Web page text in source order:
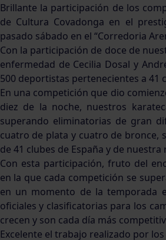
Brillante la participación de los
de Cultura Covadonga en el
pasado sábado en el “Corredoria
Con la participación de doce de
enfermedad de Cecilia Dosal y
500 deportistas pertenecientes a 41
En una competición que dio
diez de la noche, nuestros
superando eliminatorias de gran
cuatro de plata y cuatro de bronce,
de 41 clubes de España y de nuestra
Con esta participación, fruto del
en la que cada competición se
en un momento de la temporada
oficiales y clasificatorias para los
crecen y son cada día más
Excelente el trabajo realizado por